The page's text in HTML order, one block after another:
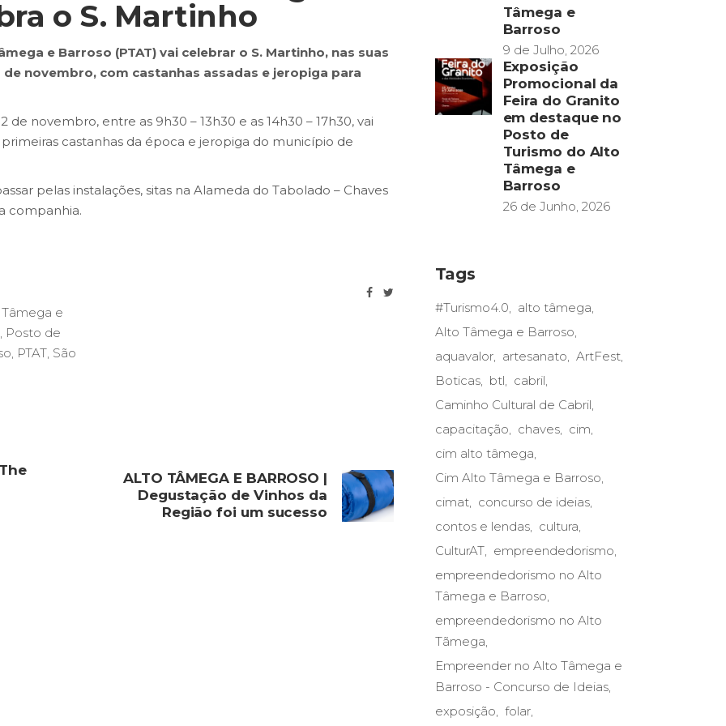
o S. Martinho
e Barroso (PTAT) vai celebrar o S. Martinho, nas suas
novembro, com castanhas assadas e jeropiga para
de novembro, entre as 9h30 – 13h30 e as 14h30 – 17h30, vai
castanhas da época e jeropiga do município de
pelas instalações, sitas na Alameda do Tabolado – Chaves
companhia.
e
, Posto de
, PTAT, São
ALTO TÂMEGA E BARROSO |
Degustação de Vinhos da
Região foi um sucesso
Tâmega e
Barroso
9 de Julho, 2026
Exposição
Promocional da
Feira do Granito
em destaque no
Posto de
Turismo do Alto
Tâmega e
Barroso
26 de Junho, 2026
Tags
#Turismo4.0
alto tâmega
Alto Tâmega e Barroso
aquavalor
artesanato
ArtFest
Boticas
btl
cabril
Caminho Cultural de Cabril
capacitação
chaves
cim
cim alto tâmega
Cim Alto Tâmega e Barroso
cimat
concurso de ideias
contos e lendas
cultura
CulturAT
empreendedorismo
empreendedorismo no Alto
Tâmega e Barroso
empreendedorismo no Alto
Tãmega
Empreender no Alto Tâmega e
Barroso - Concurso de Ideias
exposição
folar